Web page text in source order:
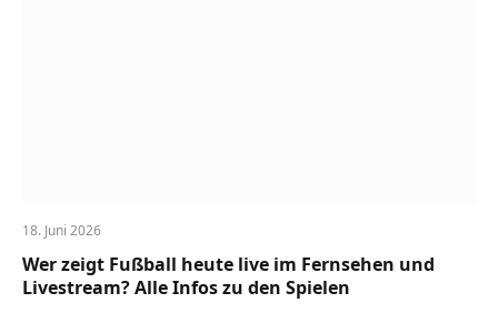
18. Juni 2026
Wer zeigt Fußball heute live im Fernsehen und
Livestream? Alle Infos zu den Spielen